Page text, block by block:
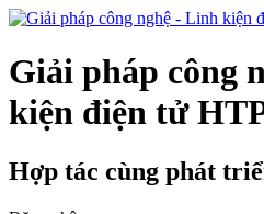
Giải pháp công
kiện điện tử
Hợp tác cùng phát